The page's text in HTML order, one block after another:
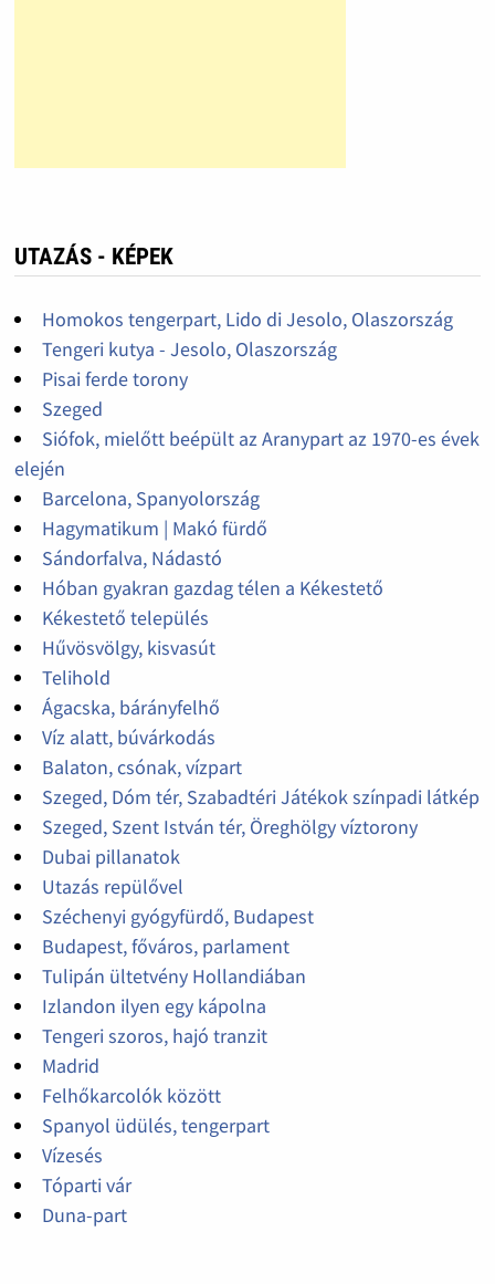
UTAZÁS - KÉPEK
Homokos tengerpart, Lido di Jesolo, Olaszország
Tengeri kutya - Jesolo, Olaszország
Pisai ferde torony
Szeged
Siófok, mielőtt beépült az Aranypart az 1970-es évek
elején
Barcelona, Spanyolország
Hagymatikum | Makó fürdő
Sándorfalva, Nádastó
Hóban gyakran gazdag télen a Kékestető
Kékestető település
Hűvösvölgy, kisvasút
Telihold
Ágacska, bárányfelhő
Víz alatt, búvárkodás
Balaton, csónak, vízpart
Szeged, Dóm tér, Szabadtéri Játékok színpadi látkép
Szeged, Szent István tér, Öreghölgy víztorony
Dubai pillanatok
Utazás repülővel
Széchenyi gyógyfürdő, Budapest
Budapest, főváros, parlament
Tulipán ültetvény Hollandiában
Izlandon ilyen egy kápolna
Tengeri szoros, hajó tranzit
Madrid
Felhőkarcolók között
Spanyol üdülés, tengerpart
Vízesés
Tóparti vár
Duna-part